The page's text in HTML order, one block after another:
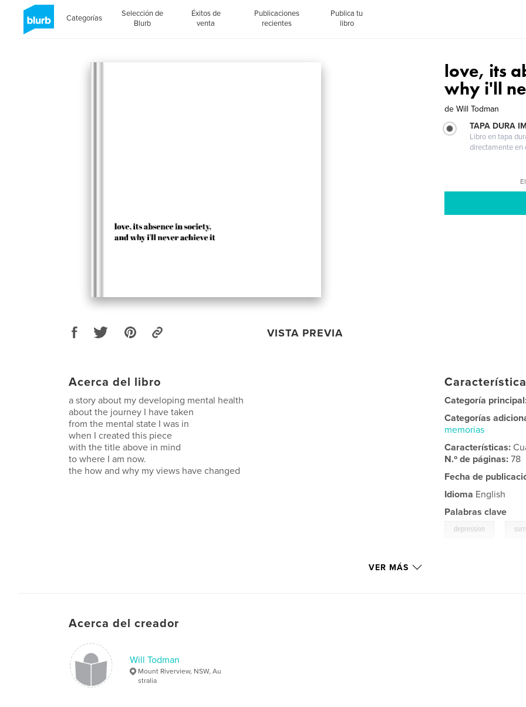
Categorías
Selección de
Blurb
Éxitos de
venta
Publicaciones
recientes
Publica tu
libro
VISTA PREVIA
love, its
why i'll
de Will Todman
TAPA DURA
Libro en tapa
directamente en
Acerca del libro
a story about my developing mental health
about the journey I have taken
from the mental state I was in
when I created this piece
with the title above in mind
to where I am now.
the how and why my views have changed
Categoría
Categorías
memorias
Características:
N.º de páginas:78
Fecha de
Idioma English
Palabras clave
depression
VER MÁS
Acerca del creador
Will Todman
Mount Riverview, NSW, Au
stralia